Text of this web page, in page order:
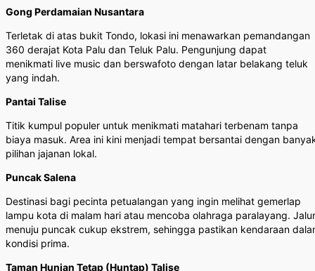
Gong Perdamaian Nusantara
Terletak di atas bukit Tondo, lokasi ini menawarkan pemandangan
360 derajat Kota Palu dan Teluk Palu. Pengunjung dapat
menikmati live music dan berswafoto dengan latar belakang teluk
yang indah.
Pantai Talise
Titik kumpul populer untuk menikmati matahari terbenam tanpa
biaya masuk. Area ini kini menjadi tempat bersantai dengan
pilihan jajanan lokal.
Puncak Salena
Destinasi bagi pecinta petualangan yang ingin melihat gemerlap
lampu kota di malam hari atau mencoba olahraga paralayang. Jalur
menuju puncak cukup ekstrem, sehingga pastikan kendaraan
kondisi prima.
Taman Hunian Tetap (Huntap) Talise